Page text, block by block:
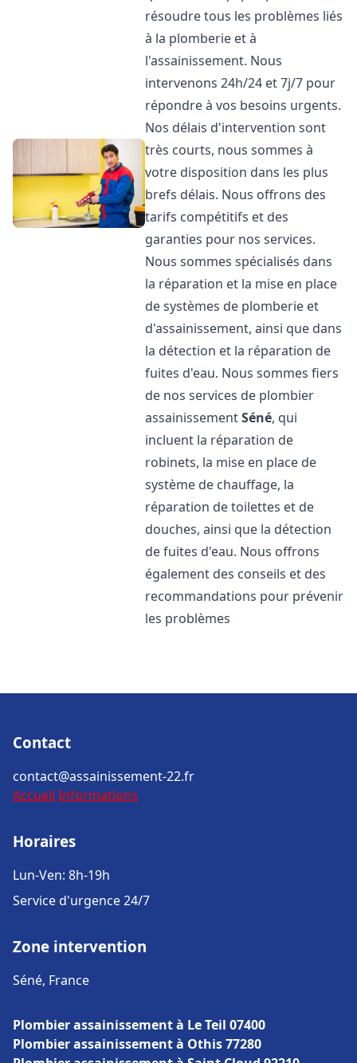
résoudre tous les problèmes liés
à la plomberie et à
l'assainissement. Nous
intervenons 24h/24 et 7j/7 pour
répondre à vos besoins urgents.
Nos délais d'intervention sont
très courts, nous sommes à
votre disposition dans les plus
brefs délais. Nous offrons des
tarifs compétitifs et des
garanties pour nos services.
Nous sommes spécialisés dans
la réparation et la mise en place
de systèmes de plomberie et
d'assainissement, ainsi que dans
la détection et la réparation de
fuites d'eau. Nous sommes fiers
de nos services de plombier
assainissementSéné, qui
incluent la réparation de
robinets, la mise en place de
système de chauffage, la
réparation de toilettes et de
douches, ainsi que la détection
de fuites d'eau. Nous offrons
également des conseils et des
recommandations pour prévenir
les problèmes
Contact
contact@assainissement-22.fr
Accueil Informations
Horaires
Lun-Ven: 8h-19h
Service d'urgence 24/7
Zone intervention
Séné, France
Plombier assainissement à Le Teil 07400
Plombier assainissement à Othis 77280